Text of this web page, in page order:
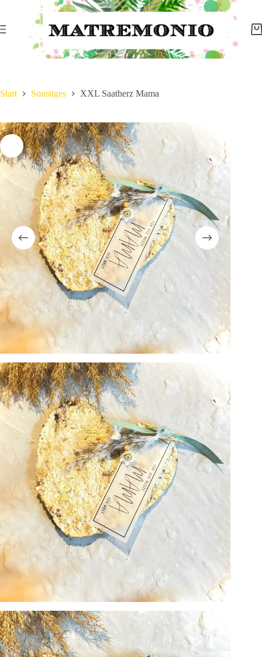
Start Sonstiges XXL Saatherz Mama